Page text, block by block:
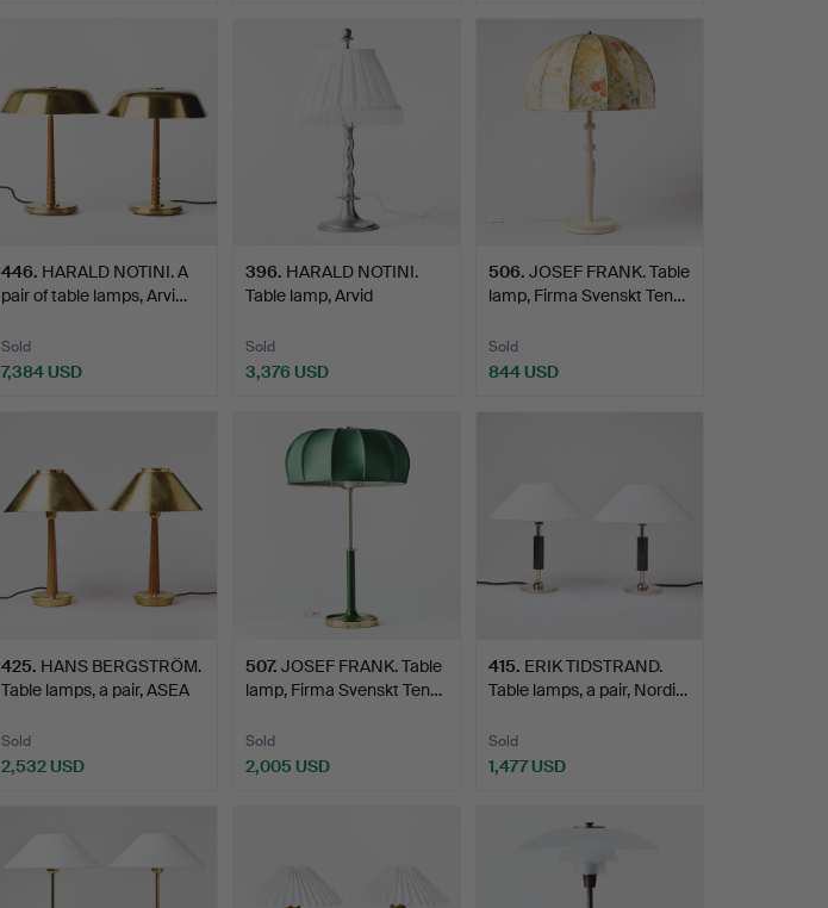
446. HARALD NOTINI. A
pair of table lamps, Arvi…
Sold
7,384 USD
396. HARALD NOTINI.
Table lamp, Arvid
Sold
3,376 USD
506. JOSEF FRANK. Table
lamp, Firma Svenskt Ten…
Sold
844 USD
425. HANS BERGSTRÖM.
Table lamps, a pair, ASEA
Sold
2,532 USD
507. JOSEF FRANK. Table
lamp, Firma Svenskt Ten…
Sold
2,005 USD
415. ERIK TIDSTRAND.
Table lamps, a pair, Nordi…
Sold
1,477 USD